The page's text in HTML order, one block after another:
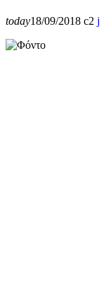
today18/09/2018 2